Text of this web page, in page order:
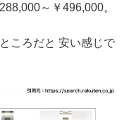
～￥496,000。
ころだと 安い感じで